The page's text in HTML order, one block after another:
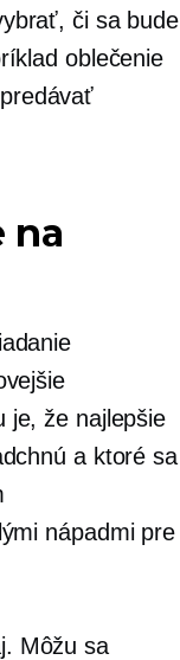
či sa bude
oblečenie
na
je, že najlepšie
a ktoré sa
nápadmi pre
Môžu sa